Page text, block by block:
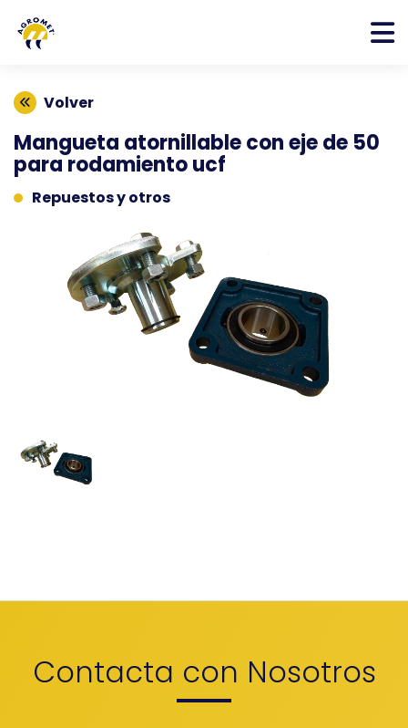
Volver
Mangueta atornillable con eje de 50
para rodamiento ucf
Repuestos y otros
Contacta con Nosotros